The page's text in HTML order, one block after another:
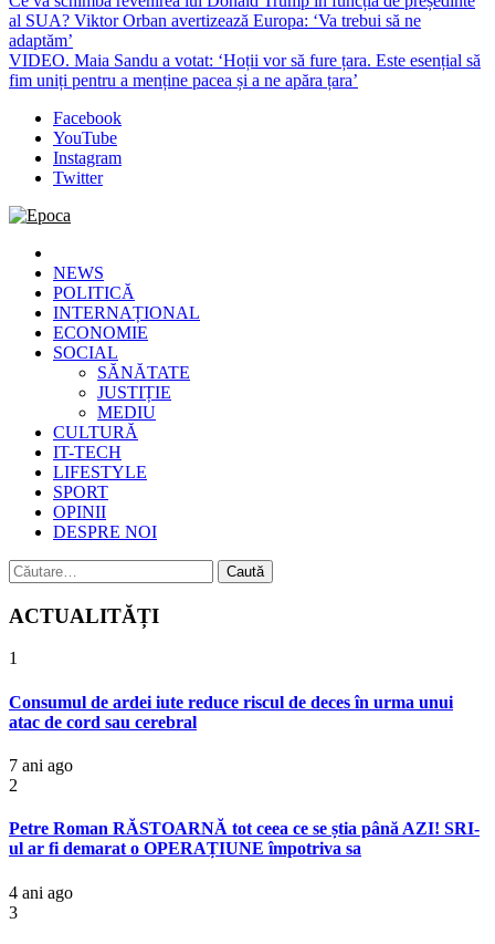
al SUA? Viktor Orban avertizează Europa: ‘Va trebui să ne
adaptăm’
VIDEO. Maia Sandu a votat: ‘Hoții vor să fure țara. Este esențial să
fim uniți pentru a menține pacea și a ne apăra țara’
Facebook
YouTube
Instagram
Twitter
Epoca
Cele mai noi știri online din România
NEWS
POLITICĂ
INTERNAȚIONAL
ECONOMIE
SOCIAL
SĂNĂTATE
JUSTIȚIE
MEDIU
CULTURĂ
IT-TECH
LIFESTYLE
SPORT
OPINII
DESPRE NOI
Caută
după:
ACTUALITĂȚI
1
Consumul de ardei iute reduce riscul de deces în urma unui
atac de cord sau cerebral
7 ani ago
2
Petre Roman RĂSTOARNĂ tot ceea ce se știa până AZI! SRI-
ul ar fi demarat o OPERAȚIUNE împotriva sa
4 ani ago
3